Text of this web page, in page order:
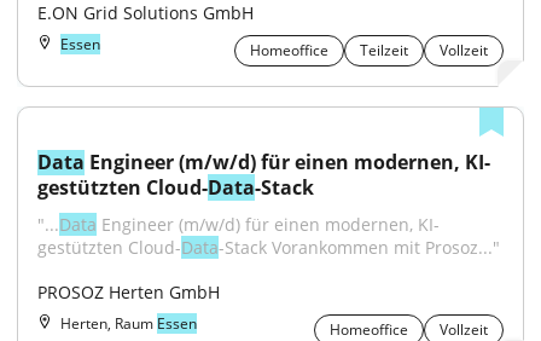
E.ON Grid Solutions GmbH
Essen Homeoffice Teilzeit Vollzeit
Data Engineer (m/w/d) für einen modernen, KI-
gestützten Cloud-Data-Stack
"...Data Engineer (m/w/d) für einen modernen, KI-
gestützten Cloud-Data-Stack Vorankommen mit Prosoz..."
PROSOZ Herten GmbH
Herten, Raum Essen Homeoffice Vollzeit